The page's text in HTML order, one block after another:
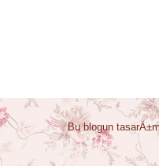
Bu blogun